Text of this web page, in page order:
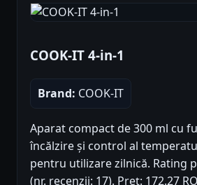
COOK-IT 4-in-1
Brand: COOK-IT
Aparat compact de 300 ml cu
încălzire și control al
pentru utilizare zilnică. Rating
(nr. recenzii: 17). Preț: 172.27